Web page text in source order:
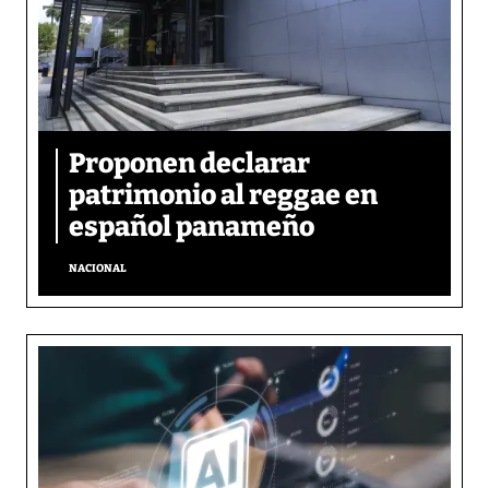
Proponen declarar
patrimonio al reggae en
español panameño
NACIONAL